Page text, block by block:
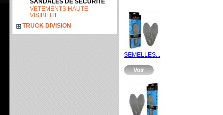
SANDALES DE SECURITE
VETEMENTS HAUTE
VISIBILITE
TRUCK DIVISION
SEMELLES...
Voir